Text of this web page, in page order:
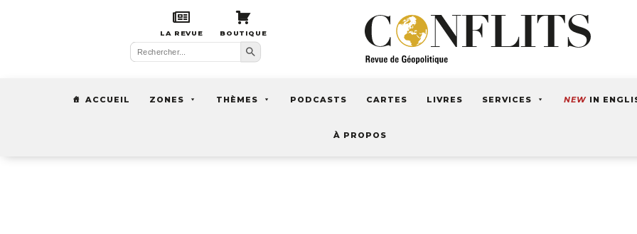
LA REVUE BOUTIQUE
Search
for:
Search Button
ACCUEIL ZONES THÈMES PODCASTS CARTES LIVRES SERVICES NEW IN
À PROPOS